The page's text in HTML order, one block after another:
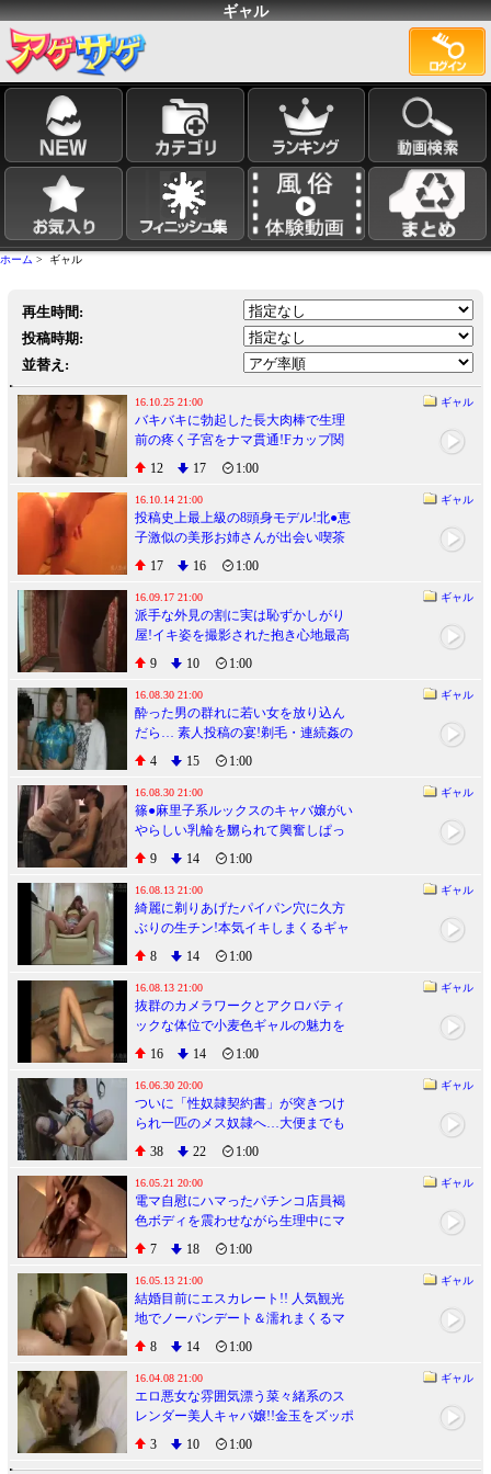
ギャル
ホーム > ギャル
再生時間:
投稿時期:
並替え:
16.10.25 21:00 ギャル
バキバキに勃起した長大肉棒で生理
前の疼く子宮をナマ貫通!Fカップ関
西弁ギャルが再降臨!!
12 17 1:00
16.10.14 21:00 ギャル
投稿史上最上級の8頭身モデル!北●恵
子激似の美形お姉さんが出会い喫茶
でユキズリ初ハメドリ!!
17 16 1:00
16.09.17 21:00 ギャル
派手な外見の割に実は恥ずかしがり
屋!イキ姿を撮影された抱き心地最高
の豊満ボディギャル
9 10 1:00
16.08.30 21:00 ギャル
酔った男の群れに若い女を放り込ん
だら… 素人投稿の宴!剃毛・連続姦の
混沌過ぎる乱交ビデオ
4 15 1:00
16.08.30 21:00 ギャル
篠●麻里子系ルックスのキャバ嬢がい
やらしい乳輪を嬲られて興奮しぱっ
くり騎乗位ハメ!!
9 14 1:00
16.08.13 21:00 ギャル
綺麗に剃りあげたパイパン穴に久方
ぶりの生チン!本気イキしまくるギャ
ルホステス!!
8 14 1:00
16.08.13 21:00 ギャル
抜群のカメラワークとアクロバティ
ックな体位で小麦色ギャルの魅力を
撮りまくる快作!
16 14 1:00
16.06.30 20:00 ギャル
ついに「性奴隷契約書」が突きつけ
られ一匹のメス奴隷へ…大便までも
すべてご主人様の管理下へ
38 22 1:00
16.05.21 20:00 ギャル
電マ自慰にハマったパチンコ店員褐
色ボディを震わせながら生理中にマ
ンコ生ハメ痙攣アクメ
7 18 1:00
16.05.13 21:00 ギャル
結婚目前にエスカレート!! 人気観光
地でノーパンデート＆濡れまくるマ
ンコに婚約精子生中出し
8 14 1:00
16.04.08 21:00 ギャル
エロ悪女な雰囲気漂う菜々緒系のス
レンダー美人キャバ嬢!!金玉をズッポ
ンズッポン踊り食い
3 10 1:00